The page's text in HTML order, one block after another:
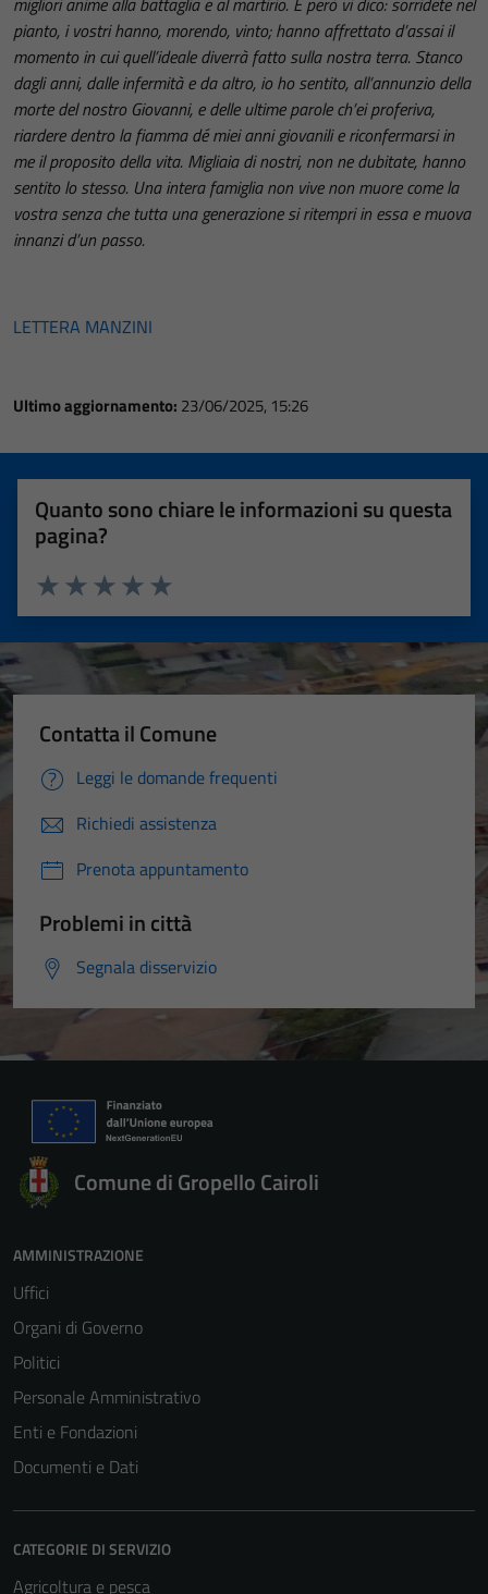
pianto, i vostri hanno, morendo, vinto; hanno affrettato d’assai il
momento in cui quell’ideale diverrà fatto sulla nostra terra. Stanco
dagli anni, dalle infermità e da altro, io ho sentito, all’annunzio della
morte del nostro Giovanni, e delle ultime parole ch’ei proferiva,
riardere dentro la fiamma dé miei anni giovanili e riconfermarsi in
me il proposito della vita. Migliaia di nostri, non ne dubitate, hanno
sentito lo stesso. Una intera famiglia non vive non muore come la
vostra senza che tutta una generazione si ritempri in essa e muova
innanzi d’un passo.
LETTERA MANZINI
Ultimo aggiornamento: 23/06/2025, 15:26
Quanto sono chiare le informazioni su questa
pagina?
Valuta 5 stelle su 5
Valuta 4 stelle su 5
Valuta 3 stelle su 5
Valuta 2 stelle su 5
Valuta 1 stelle su 5
Contatta il Comune
Leggi le domande frequenti
Richiedi assistenza
Prenota appuntamento
Problemi in città
Segnala disservizio
Comune di Gropello Cairoli
AMMINISTRAZIONE
Uffici
Organi di Governo
Politici
Personale Amministrativo
Enti e Fondazioni
Documenti e Dati
CATEGORIE DI SERVIZIO
Agricoltura e pesca
Tecnici
Questi cookie
essere
disabilitati.